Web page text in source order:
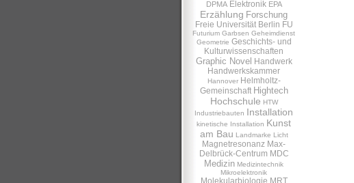
DPMA Elektronik EPA
Erzählung Forschung
Freie Universität Berlin FU
Futurium Garbsen Geheimdienst
Geometrie Geschichts- und
Kulturwissenschaften
Graphic Novel Handwerk
Handwerkskammer
Hannover Helmholtz-
Gemeinschaft Hightech
Hochschule HTW
Industriebauten Installation
kinetische Installation Kunst
am Bau Landmarke Licht
Magnetresonanz Max-
Delbrück-Centrum MDC
Medizin Medizintechnik
Mikroelektronik
Molekularbiologie MRT